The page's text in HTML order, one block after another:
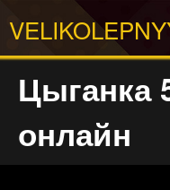
Цыганка
онлайн